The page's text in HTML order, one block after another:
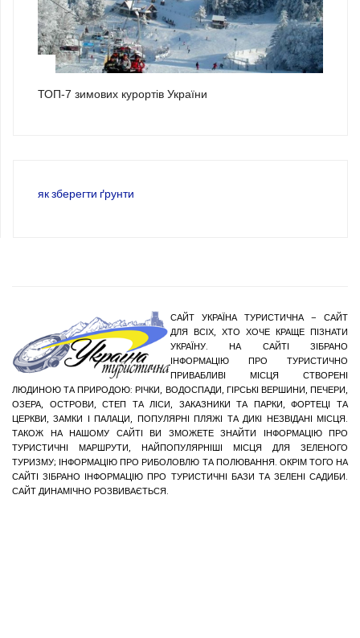
ТОП-7 зимових курортів України
як зберегти ґрунти
САЙТ УКРАЇНА ТУРИСТИЧНА – САЙТ
ДЛЯ ВСІХ, ХТО ХОЧЕ КРАЩЕ ПІЗНАТИ
УКРАЇНУ. НА САЙТІ ЗІБРАНО
ІНФОРМАЦІЮ ПРО ТУРИСТИЧНО
ПРИВАБЛИВІ МІСЦЯ СТВОРЕНІ
ЛЮДИНОЮ ТА ПРИРОДОЮ: РІЧКИ, ВОДОСПАДИ, ГІРСЬКІ ВЕРШИНИ, ПЕЧЕРИ,
ОЗЕРА, ОСТРОВИ, СТЕП ТА ЛІСИ, ЗАКАЗНИКИ ТА ПАРКИ, ФОРТЕЦІ ТА
ЦЕРКВИ, ЗАМКИ І ПАЛАЦИ, ПОПУЛЯРНІ ПЛЯЖІ ТА ДИКІ НЕЗВІДАНІ МІСЦЯ.
ТАКОЖ НА НАШОМУ САЙТІ ВИ ЗМОЖЕТЕ ЗНАЙТИ ІНФОРМАЦІЮ ПРО
ТУРИСТИЧНІ МАРШРУТИ, НАЙПОПУЛЯРНІШІ МІСЦЯ ДЛЯ ЗЕЛЕНОГО
ТУРИЗМУ; ІНФОРМАЦІЮ ПРО РИБОЛОВЛЮ ТА ПОЛЮВАННЯ. ОКРІМ ТОГО НА
САЙТІ ЗІБРАНО ІНФОРМАЦІЮ ПРО ТУРИСТИЧНІ БАЗИ ТА ЗЕЛЕНІ САДИБИ.
САЙТ ДИНАМІЧНО РОЗВИВАЄТЬСЯ.